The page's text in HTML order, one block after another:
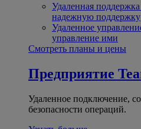
Удаленная поддержка
надежную поддержку
Удаленное
управление ими
Смотреть планы и цены
Предприятие
Удаленное подключение,
безопасности операций.